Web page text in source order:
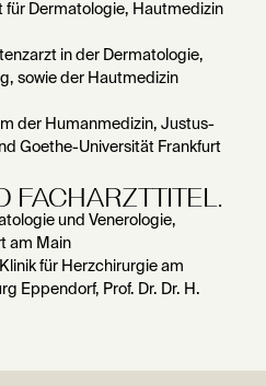
für Dermatologie, Hautmedizin
in der Dermatologie,
sowie der Hautmedizin
der Humanmedizin, Justus-
Goethe-Universität Frankfurt
FACHARZTTITEL.
und Venerologie,
am Main
für Herzchirurgie am
Eppendorf, Prof. Dr. Dr. H.